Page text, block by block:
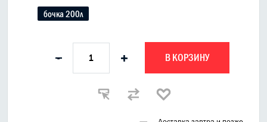
бочка 200л
- + В КОРЗИНУ